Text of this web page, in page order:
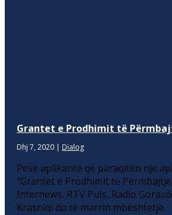
Grantet e Prodhimit të
Dhj 7, 2020 | Dialog
Pesë aplikantë që paraqitën një
“Grantet e Prodhimit të
Internews, RTV Puls, Radio
Krasniqi do të marrin mbështetje.